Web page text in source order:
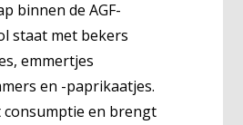
binnen de AGF-
staat met bekers
emmertjes
en -paprikaatjes.
en brengt